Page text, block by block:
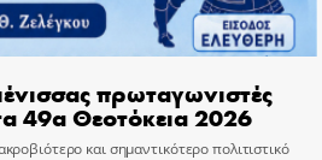
πρωταγωνιστές
49α Θεοτόκεια 2026
και σημαντικότερο πολιτιστικό